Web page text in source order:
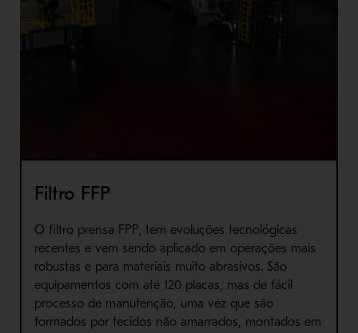
Filtro FFP
O filtro prensa FPP, tem evoluções tecnológicas
recentes e vem sendo aplicado em operações mais
robustas e para materiais muito abrasivos. São
equipamentos com até 120 placas, mas de fácil
processo de manutenção, uma vez que são
formados por tecidos não amarrados, montados em